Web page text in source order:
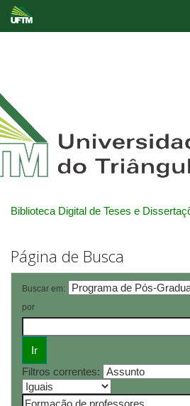
Biblioteca Digital de Teses e
Página de Busca
Buscar em:
por
Filtros correntes: